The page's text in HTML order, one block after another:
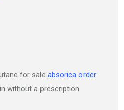
for sale absorica order
without a prescription